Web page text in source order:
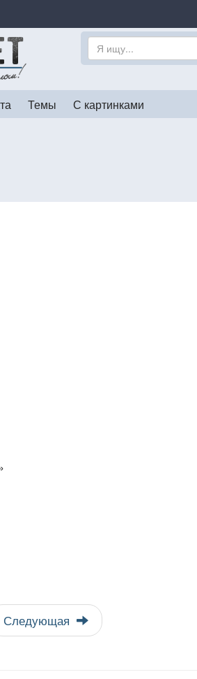
Темы С картинками
Следующая